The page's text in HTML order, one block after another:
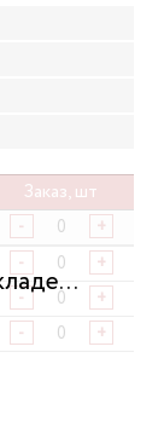
Заказ, шт
- +
- +
- +
- +